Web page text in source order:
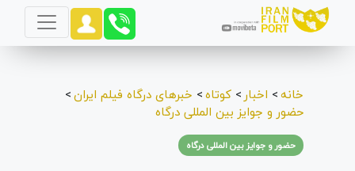
خانه> اخبار> کوتاه> خبرهای درگاه فیلم ایران>
حضور و جوایز بین المللی درگاه
حضور و جوایز بین المللی درگاه